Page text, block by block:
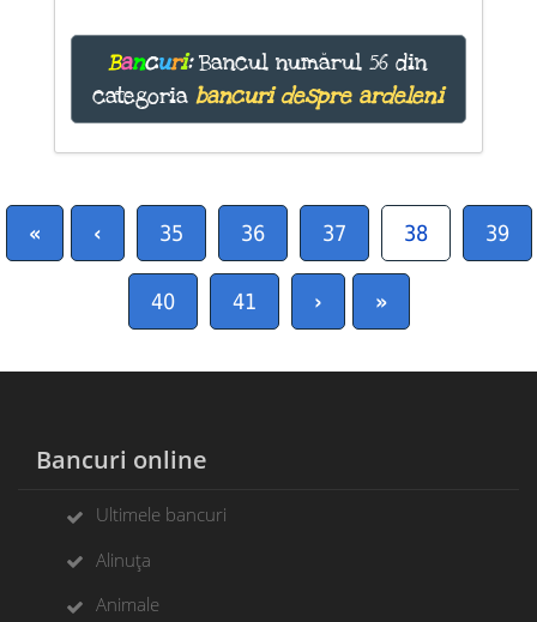
Bancuri:Bancul numărul 56 din
categoriabancuri despre ardeleni
« ‹ 35 36 37 38 39
40 41 › »
Bancuri online
Ultimele bancuri
Alinuța
Animale